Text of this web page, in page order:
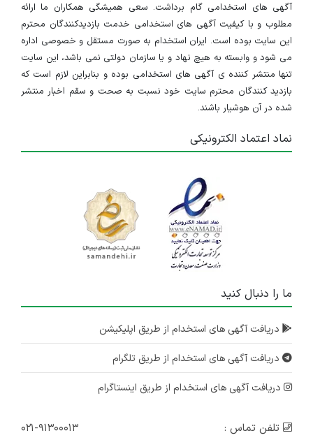
صنایع
پلیمری
فراسان
تولیدکننده لوله‌های
GRP با تکنولوژی روز
دنیا
صنایع
غذایی
ب.آ (تولید
پیشرو در تولید غذاهای
ITMC
(مخابراتی
ایران)
قدیمی‌ترین تولیدکننده
کشور
ارم‌نوش
(پپسی)
تولیدکننده نوشابه تحت
لیسانس در جنوب
پزشکی
دنا
تجهیزات بیمارستانی
صنایع
پتروشیمی
اولین واحد پتروشیمی
مرودشت)
آگهی های استخدامی گام برداشت. سعی همیشگی همکاران ما ارائه
مطلوب و با کیفیت آگهی های استخدامی خدمت بازدیدکنندگان محترم
این سایت بوده است. ایران استخدام به صورت مستقل و خصوصی اداره
می شود و وابسته به هیچ نهاد و یا سازمان دولتی نمی باشد، این سایت
تنها منتشر کننده ی آگهی های استخدامی بوده و بنابراین لازم است که
بازدید کنندگان محترم سایت خود نسبت به صحت و سقم اخبار منتشر
شده در آن هوشیار باشند.
نماد اعتماد الکترونیکی
ما را دنبال کنید
دریافت آگهی های استخدام از طریق اپلیکیشن
دریافت آگهی های استخدام از طریق تلگرام
دریافت آگهی های استخدام از طریق اینستاگرام
تلفن تماس : ۰۲۱-۹۱۳۰۰۰۱۳